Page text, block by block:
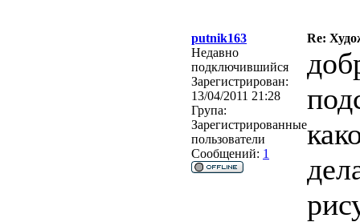
putnik163
Re:
Недавно
подключившийся
Зарегистрирован:
13/04/2011 21:28
Група:
Зарегистрированные
пользователи
Сообщений: 1